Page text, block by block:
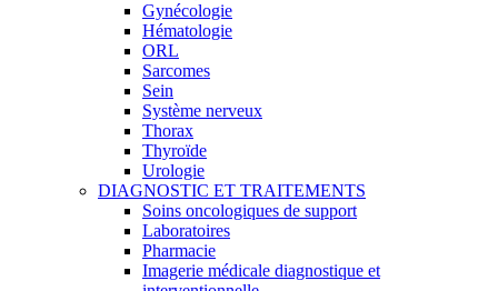
Gynécologie
Hématologie
ORL
Sarcomes
Sein
Système nerveux
Thorax
Thyroïde
Urologie
DIAGNOSTIC ET TRAITEMENTS
Soins oncologiques de support
Laboratoires
Pharmacie
Imagerie médicale diagnostique et